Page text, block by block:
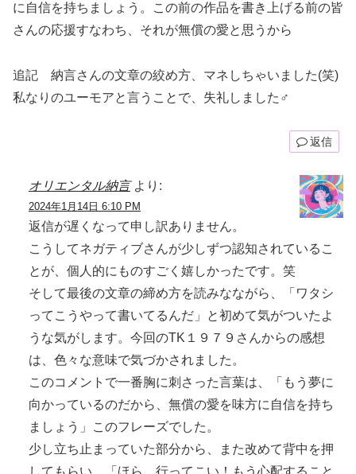
に自信を持ちましょう。この前の作品を書き上げる前の皆
さんの応援すなわち、それが無償の愛と思うから
追記 納言さんの文章の絞め方、マネしちゃいました(笑)
私なりのユーモアと言うことで、失礼しました‍♂️
返信
オリエンタル納言 より:
2024年1月14日 6:10 PM
返信が遅くなって申し訳ありません。
こうしてネガティブさんが少しずつ認知されているこ
とが、個人的にものすごく嬉しかったです。笑
そして最後の文章の締め方を読みなながら、「ワタシ
ってこうやって書いてるんだ」と初めて気がついたよ
うな気がします。今回のTK１９７９さんからの感想
は、色々な意味で気づかされました。
このコメントで一番胸に刺さった言葉は、「もう夢に
向かっているのだから、無償の愛を味方に自信を持ち
ましょう」このフレーズでした。
少し立ち止まっていた部分から、また改めて背中を押
してもらい、「ほら、行ってこい！もう心配すること